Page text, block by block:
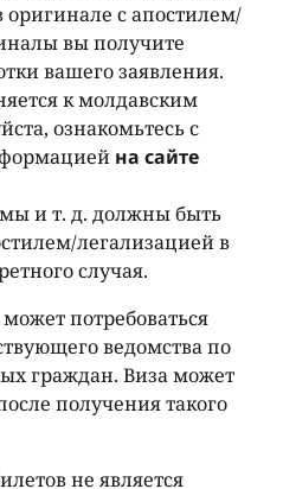
с апостилем/
вы получите
вашего заявления.
к молдавским
ознакомьтесь с
на сайте
и т. д. должны быть
легализацией в
случая.
потребоваться
ведомства по
граждан. Виза может
получения такого
не является